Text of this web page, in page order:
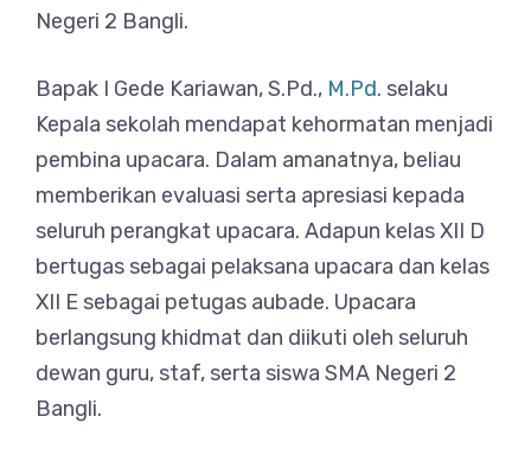
Negeri 2 Bangli.
Bapak I Gede Kariawan, S.Pd., M.Pd. selaku
Kepala sekolah mendapat kehormatan menjadi
pembina upacara. Dalam amanatnya, beliau
memberikan evaluasi serta apresiasi kepada
seluruh perangkat upacara. Adapun kelas XII D
bertugas sebagai pelaksana upacara dan kelas
XII E sebagai petugas aubade. Upacara
berlangsung khidmat dan diikuti oleh seluruh
dewan guru, staf, serta siswa SMA Negeri 2
Bangli.